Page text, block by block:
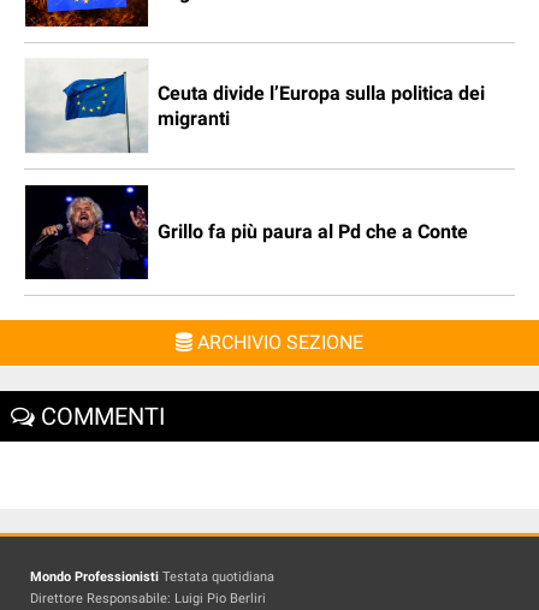
Ceuta divide l’Europa sulla politica dei
migranti
Grillo fa più paura al Pd che a Conte
ARCHIVIO SEZIONE
COMMENTI
Mondo Professionisti Testata quotidiana
Direttore Responsabile: Luigi Pio Berliri